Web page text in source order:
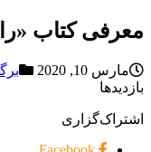
معرفی کتاب
مارس 10, 2020
بازدیدها
اشتراک‌گزاری